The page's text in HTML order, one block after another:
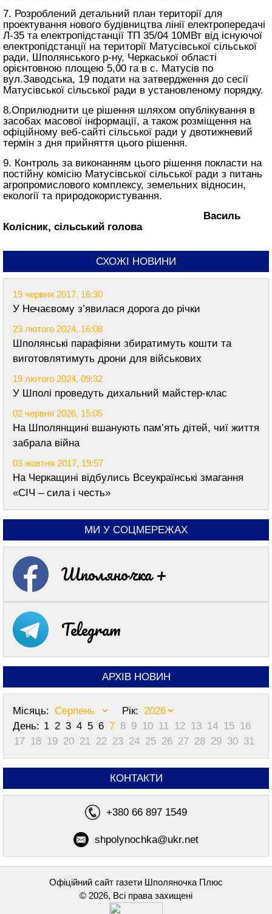
7. Розроблений детальний план території для
проектування нового будівництва лінії електропередачі
Л-35 та електропідстанції ТП 35/04 10МВт від існуючої
електропідстанції на території Матусівської сільської
ради, Шполянського р-ну, Черкаської області
орієнтовною площею 5,00 га в с. Матусів по
вул.Заводська, 19 подати на затвердження до сесії
Матусівської сільської ради в установленому порядку.
8.Оприлюднити це рішення шляхом опублікування в
засобах масової інформації, а також розміщення на
офіційному веб-сайті сільської ради у двотижневий
термін з дня прийняття цього рішення.
9. Контроль за виконанням цього рішення покласти на
постійну комісію Матусівської сільської ради з питань
агропромислового комплексу, земельних відносин,
екології та природокористування.
Василь
Колісник, сільський голова
СХОЖІ НОВИНИ
19 червня 2017, 16:30
У Нечаєвому з’явилася дорога до річки
23 лютого 2024, 16:08
Шполянські парафіяни збиратимуть кошти та
виготовлятимуть дрони для військових
19 лютого 2024, 09:32
У Шполі проведуть дихальний майстер-клас
02 червня 2026, 15:05
На Шполянщині вшанують пам’ять дітей, чиї життя
забрала війна
03 жовтня 2017, 19:57
На Черкащині відбулись Всеукраїнські змагання
«СІЧ – сила і честь»
МИ У СОЦМЕРЕЖАХ
Шполяночка +
Telegram
АРХІВ НОВИН
Місяць:
Рік:
День: 1 2 3 4 5 6 7 8 9 10 11 12 13 14 15 16
17 18 19 20 21 22 23 24 25 26 27 28 29 30 31
КОНТАКТИ
+380 66 897 1549
shpolynochka@ukr.net
Офіційний сайт газети Шполяночка Плюс
© 2026, Всі права захищені